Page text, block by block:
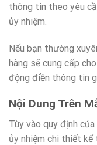
thông tin theo yêu
ủy nhiệm.
Nếu bạn thường
hàng sẽ cung cấp
động điền thông tin
Nội Dung Trên
Tùy vào quy định
ủy nhiệm chi thiết